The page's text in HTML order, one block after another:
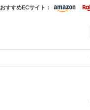
おすすめECサイト：